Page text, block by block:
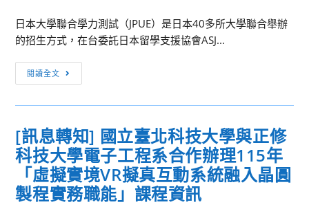
日本大學聯合學力測試（JPUE）是日本40多所大學聯合舉辦
的招生方式，在台委託日本留學支援協會ASJ...
閱讀全文
息
轉
2026
年
日
本
大
[訊息轉知] 國立臺北科技大學與正修
科技大學電子工程系合作辦理115年
「虛擬實境VR擬真互動系統融入晶圓
製程實務職能」課程資訊